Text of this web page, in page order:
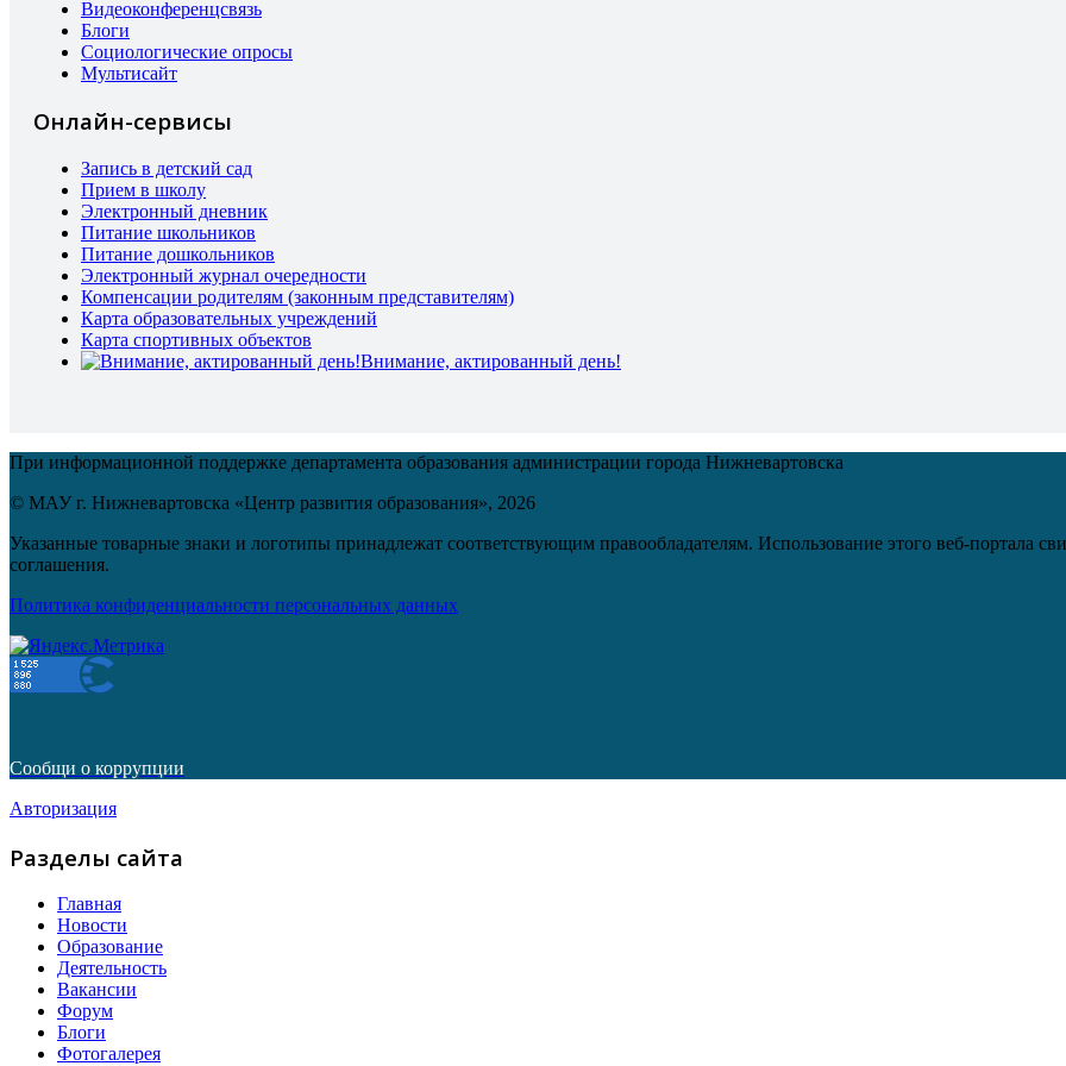
Видеоконференцсвязь
Блоги
Социологические опросы
Мультисайт
Онлайн-сервисы
Запись в детский сад
Прием в школу
Электронный дневник
Питание школьников
Питание дошкольников
Электронный журнал очередности
Компенсации родителям (законным представителям)
Карта образовательных учреждений
Карта спортивных объектов
Внимание, актированный день!
При информационной поддержке департамента образования администрации города Нижневартовска
© МАУ г. Нижневартовска «Центр развития образования», 2026
Указанные товарные знаки и логотипы принадлежат соответствующим правообладателям. Использование этого веб-портала
соглашения.
Политика конфиденциальности персональных данных
Сообщи о коррупции
Авторизация
Разделы сайта
Главная
Новости
Образование
Деятельность
Вакансии
Форум
Блоги
Фотогалерея